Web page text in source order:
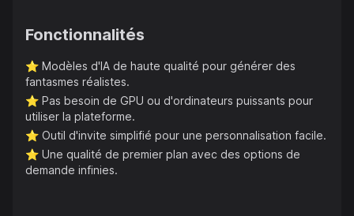
Fonctionnalités
⭐️ Modèles d'IA de haute qualité pour générer des
fantasmes réalistes.
⭐️ Pas besoin de GPU ou d'ordinateurs puissants pour
utiliser la plateforme.
⭐️ Outil d'invite simplifié pour une personnalisation facile.
⭐️ Une qualité de premier plan avec des options de
demande infinies.